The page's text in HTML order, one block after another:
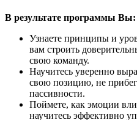
В результате программы Вы:
Узнаете принципы и
вам строить
свою команду.
Научитесь уверенно
свою позицию, не
пассивности.
Поймете, как эмоции
научитесь эффективно